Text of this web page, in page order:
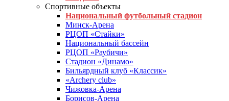
Спортивные объекты
Национальный футбольный стадион
Минск-Арена
РЦОП «Стайки»
Национальный бассейн
РЦОП «Раубичи»
Стадион «Динамо»
Бильярдный клуб «Классик»
«Archery club»
Чижовка-Арена
Борисов-Арена